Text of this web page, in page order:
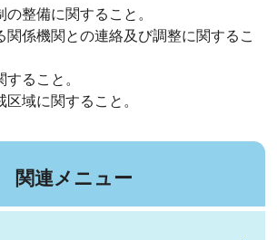
整備に関すること。
係機関との連絡及び調整に関するこ
ること。
域に関すること。
関連メニュー